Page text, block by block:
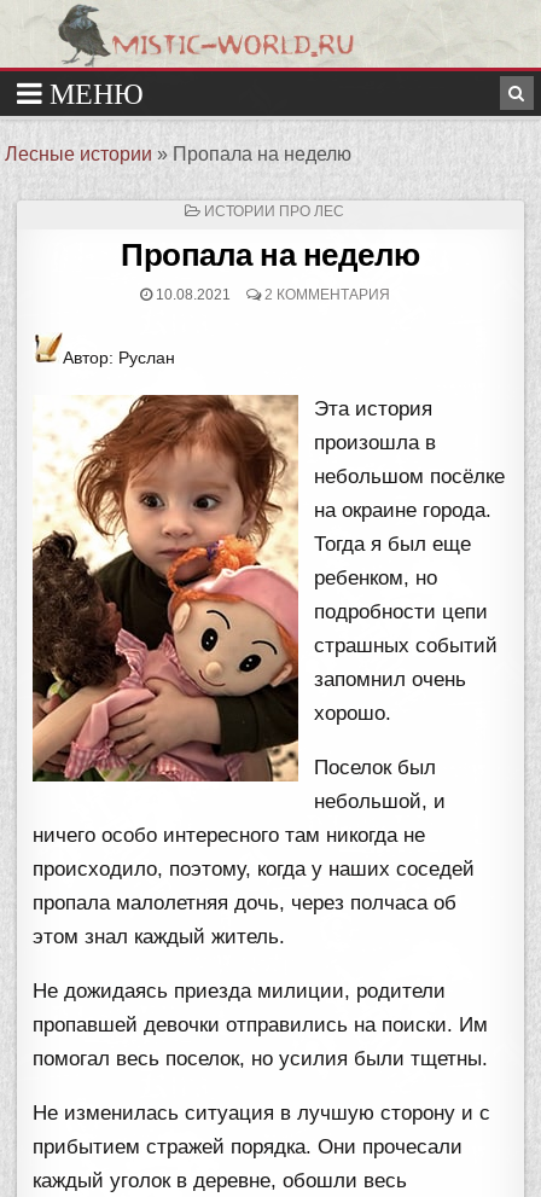
Лесные истории » Пропала на неделю
ОПУБЛИКОВАНО
ИСТОРИИ ПРО ЛЕС
Пропала на неделю
10.08.2021 2 КОММЕНТАРИЯ
Автор: Руслан
Эта история
произошла в
небольшом посёлке
на окраине города.
Тогда я был еще
ребенком, но
подробности цепи
страшных событий
запомнил очень
хорошо.
Поселок был
небольшой, и
ничего особо интересного там никогда не
происходило, поэтому, когда у наших соседей
пропала малолетняя дочь, через полчаса об
этом знал каждый житель.
Не дожидаясь приезда милиции, родители
пропавшей девочки отправились на поиски. Им
помогал весь поселок, но усилия были тщетны.
Не изменилась ситуация в лучшую сторону и с
прибытием стражей порядка. Они прочесали
каждый уголок в деревне, обошли весь